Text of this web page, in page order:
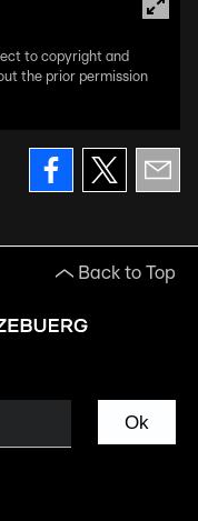
to copyright and
the prior permission
Back to Top
Ok